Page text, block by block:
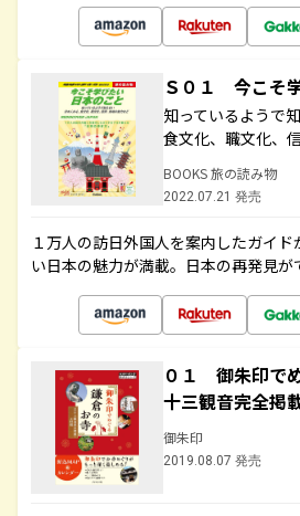
Ｓ０１ 今こそ
知っているようで
食文化、職文化、
BOOKS 旅の読み物
2022.07.21 発売
１万人の訪日外国人を案内したガイ
い日本の魅力が満載。日本の再発見が
０１ 御朱印で
十三観音完全
御朱印
2019.08.07 発売